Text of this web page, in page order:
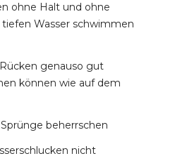
ohne Halt und ohne
Wasser schwimmen
genauso gut
können wie auf dem
beherrschen
nicht